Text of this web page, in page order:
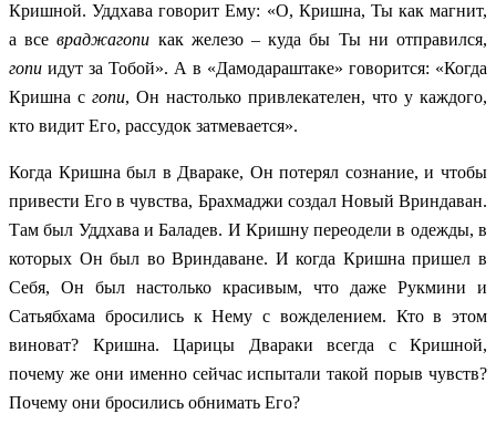
Кришной. Уддхава говорит Ему: «О, Кришна, Ты как магнит,
а всевраджагопи как железо – куда бы Ты ни отправился,
гопи идут за Тобой». А в «Дамодараштаке» говорится: «Когда
Кришна с гопи, Он настолько привлекателен, что у каждого,
кто видит Его, рассудок затмевается».
Когда Кришна был в Двараке, Он потерял сознание, и чтобы
привести Его в чувства, Брахмаджи создал Новый Вриндаван.
Там был Уддхава и Баладев. И Кришну переодели в одежды, в
которых Он был во Вриндаване. И когда Кришна пришел в
Себя, Он был настолько красивым, что даже Рукмини и
Сатьябхама бросились к Нему с вожделением. Кто в этом
виноват? Кришна. Царицы Двараки всегда с Кришной,
почему же они именно сейчас испытали такой порыв чувств?
Почему они бросились обнимать Его?